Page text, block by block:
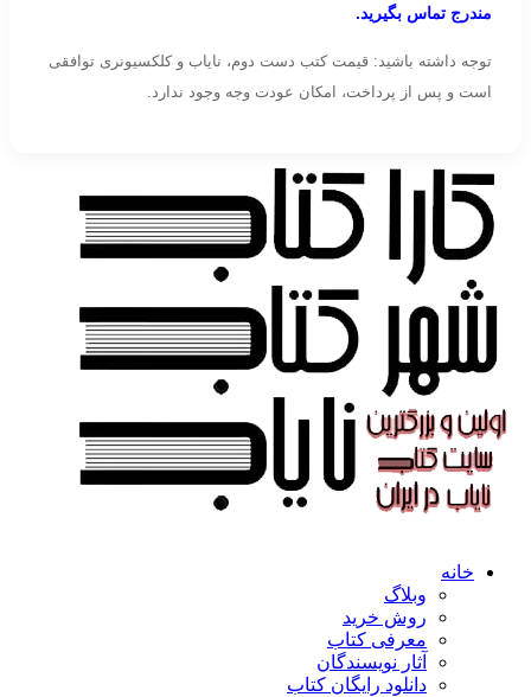
مندرج تماس بگیرید.
توجه داشته باشید: قیمت کتب دست دوم، نایاب و کلکسیونری توافقی
است و پس از پرداخت، امکان عودت وجه وجود ندارد.
خانه
وبلاگ
روش خرید
معرفی کتاب
آثار نویسندگان
دانلود رایگان کتاب